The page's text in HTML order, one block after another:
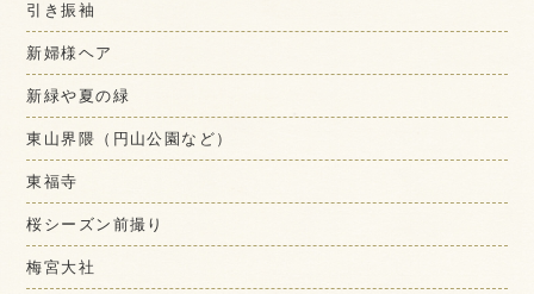
引き振袖
新婦様ヘア
新緑や夏の緑
東山界隈（円山公園など）
東福寺
桜シーズン前撮り
梅宮大社